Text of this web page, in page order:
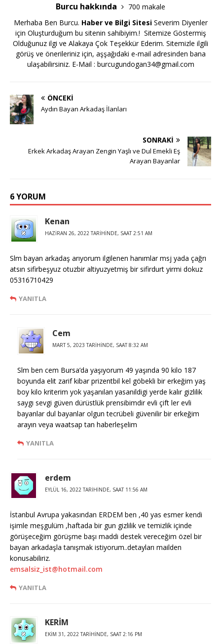
Burcu hakkında
700 makale
Merhaba Ben Burcu. Haber ve Bilgi SitesiSeverim Diyenler
için Oluşturduğum bu sitenin sahibiyim.! Sitemize Göstermiş
Olduğunuz ilgi ve Alakaya Çok Teşekkür Ederim. Sitemizle ilgili
görüş ve önerileriniz için, aşşağıdaki e-mail adresinden bana
ulaşabilirsiniz. E-Mail : burcugundogan34@gmail.com
ÖNCEKI
Aydın Bayan Arkadaş İlanları
SONRAKI
Erkek Arkadaş Arayan Zengin Yaşlı ve Dul Emekli Eş
Arayan Bayanlar
6 YORUM
Kenan
HAZIRAN 26, 2022 TARIHINDE, SAAT 2:51 AM
Slm bayan arkadaş arıyorum ilgilenen hanımlar msj yada çağrı
atsın sifirbeşyuz otuzbir altiyuzyetmiş bir sifirdurt yirmi dokuz
05316710429
YANITLA
Cem
MART 5, 2023 TARIHINDE, SAAT 8:32 AM
Slm ben cem Bursa’da yaşıyorum 49 yaşında 90 kilo 187
boyunda elit zarif kibar prizentbil kel göbekli bir erkeğim yaş
boy kilo kriterim yok yaşanılan yasanildigi yerde kalır gizlilik
saygı sevgi güven dürüstlük prensibimdir evli çift ler evli
bayanlar dul bayanlar olgun tecrübeli güvenilir bir erkeğim
arayın veya waatsap tan haberleşelim
YANITLA
erdem
EYLÜL 16, 2022 TARIHINDE, SAAT 11:56 AM
İstanbul Avrupa yakasından ERDEM ben ,40 yas esmer kendi
işimle meşgulüm ,haftada bir gun gizlilik ve temizlik içinde
görüşeceğim görüşme başı maddi destek vereceğim özel bir
bayan arkadaşla tanışmak istiyorum..detayları mailden
konusabiliriz.
emsalsiz_ist@hotmail.com
YANITLA
KERİM
EKIM 31, 2022 TARIHINDE, SAAT 2:16 PM